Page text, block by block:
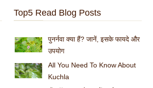
Top5 Read Blog Posts
पुनर्नवा क्या हैं? जानें, इसके फायदे और
उपयोग
All You Need To Know About
Kuchla